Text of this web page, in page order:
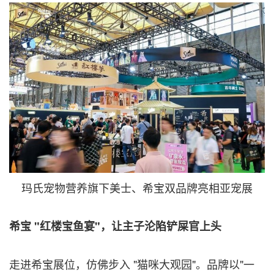
玛氏宠物营养旗下美士、希宝双品牌亮相亚宠展
希宝 "红楼宝鱼宴"，让主子沦陷铲屎官上头
走进希宝展位，仿佛步入 "猫咪大观园"。品牌以"一